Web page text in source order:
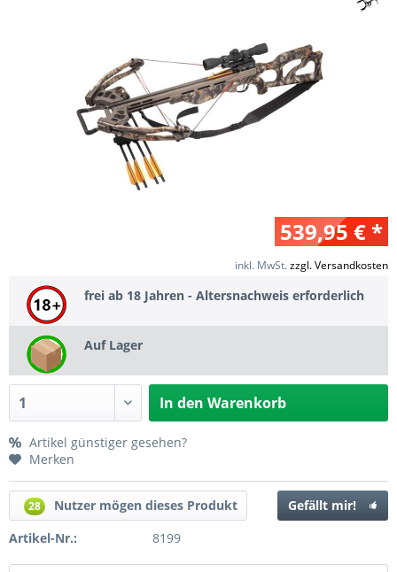
539,95 € *
inkl. MwSt.zzgl. Versandkosten
frei ab 18 Jahren - Altersnachweis erforderlich
Auf Lager
In den Warenkorb
Artikel günstiger gesehen?
Merken
28 Nutzer mögen dieses Produkt
Gefällt mir!
Artikel-Nr.:
8199